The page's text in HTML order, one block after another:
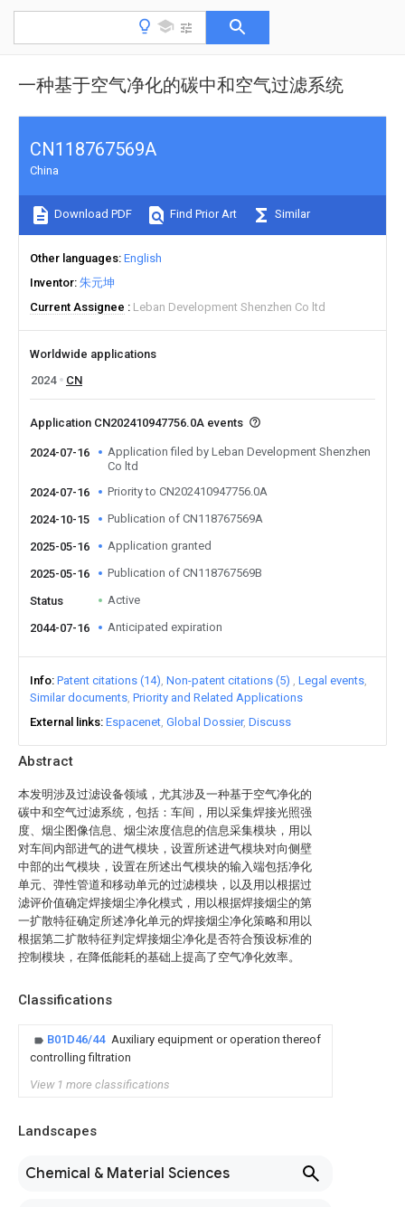
一种基于空气净化的碳中和空气过滤系统
Abstract
本发明涉及过滤设备领域，尤其涉及一种基于空气净化的
碳中和空气过滤系统，包括：车间，用以采集焊接光照强
度、烟尘图像信息、烟尘浓度信息的信息采集模块，用以
对车间内部进气的进气模块，设置所述进气模块对向侧壁
中部的出气模块，设置在所述出气模块的输入端包括净化
单元、弹性管道和移动单元的过滤模块，以及用以根据过
滤评价值确定焊接烟尘净化模式，用以根据焊接烟尘的第
一扩散特征确定所述净化单元的焊接烟尘净化策略和用以
根据第二扩散特征判定焊接烟尘净化是否符合预设标准的
控制模块，在降低能耗的基础上提高了空气净化效率。
Classifications
B01D46/44 Auxiliary equipment or operation thereof
controlling filtration
View 1 more classifications
Landscapes
Chemical & Material Sciences
CN118767569A
China
Download PDF Find Prior Art Similar
Other languages English
Inventor 朱元坤
Current Assignee
Leban Development Shenzhen Co ltd
Worldwide applications
2024
CN
Application CN202410947756.0A events
2024-07-16
Application filed by Leban Development Shenzhen
Co ltd
2024-07-16
Priority to CN202410947756.0A
2024-10-15 Publication of CN118767569A
2025-05-16 Application granted
2025-05-16 Publication of CN118767569B
Status Active
2044-07-16 Anticipated expiration
Info Patent citations (14) Non-patent citations (5)
Legal events
Similar documents Priority and Related Applications
External links Espacenet Global Dossier Discuss